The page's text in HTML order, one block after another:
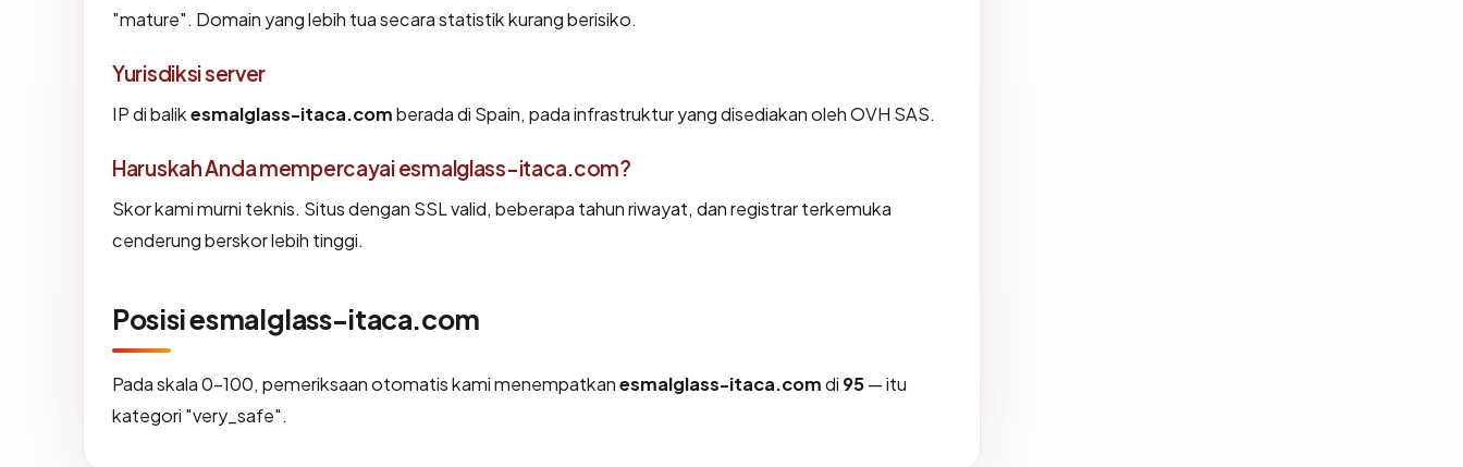
"mature". Domain yang lebih tua secara statistik kurang berisiko.
Yurisdiksi server
IP di balikesmalglass-itaca.comberada di Spain, pada infrastruktur yang disediakan oleh OVH SAS.
Haruskah Anda mempercayai esmalglass-itaca.com?
Skor kami murni teknis. Situs dengan SSL valid, beberapa tahun riwayat, dan registrar terkemuka
cenderung berskor lebih tinggi.
Posisi esmalglass-itaca.com
Pada skala 0-100, pemeriksaan otomatis kami menempatkanesmalglass-itaca.comdi 95— itu
kategori "very_safe".